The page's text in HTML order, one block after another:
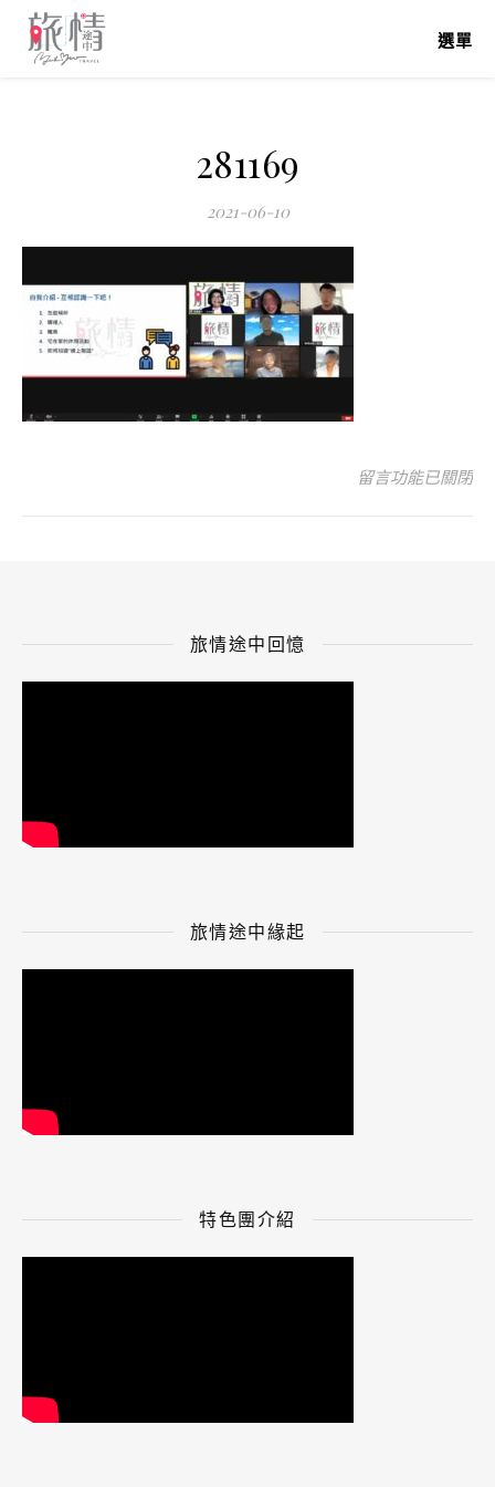
選單
281169
2021-06-10
在〈281169〉中
留言功能已關閉
旅情途中回憶
旅情途中緣起
特色團介紹